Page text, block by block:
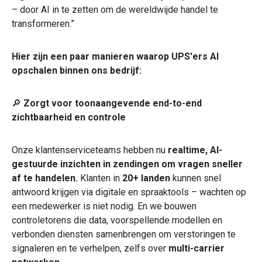
– door AI in te zetten om de wereldwijde handel te
transformeren.”
Hier zijn een paar manieren waarop UPS'ers AI
opschalen binnen ons bedrijf:
🔎 Zorgt voor toonaangevende end-to-end
zichtbaarheid en controle
Onze klantenserviceteams hebben nu realtime, AI-
gestuurde inzichten in zendingen om vragen sneller
af te handelen. Klanten in 20+ landen kunnen snel
antwoord krijgen via digitale en spraaktools – wachten op
een medewerker is niet nodig. En we bouwen
controletorens die data, voorspellende modellen en
verbonden diensten samenbrengen om verstoringen te
signaleren en te verhelpen, zelfs over multi-carrier